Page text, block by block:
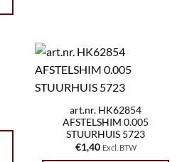
art.nr. HK62854
AFSTELSHIM 0.005
STUURHUIS 5723
€1,40 Excl. BTW